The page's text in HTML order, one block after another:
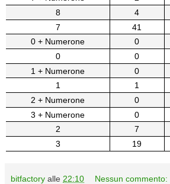
8
4
7
41
0 + Numerone
0
0
0
1 + Numerone
0
1
1
2 + Numerone
0
3 + Numerone
0
2
7
3
19
bitfactory alle 22:10 Nessun commento: